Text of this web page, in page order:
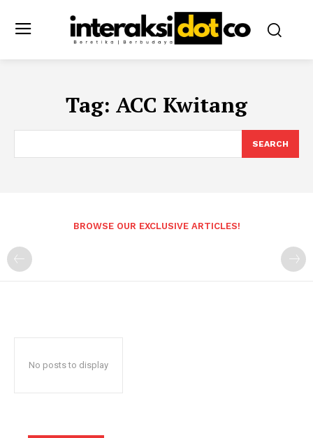
Tag: ACC Kwitang
SEARCH
BROWSE OUR EXCLUSIVE ARTICLES!
No posts to display